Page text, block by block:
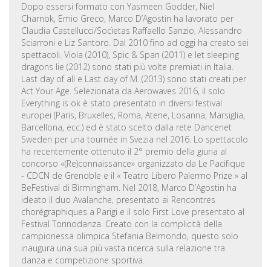
Dopo essersi formato con Yasmeen Godder, Niel
Charnok, Emio Greco, Marco D’Agostin ha lavorato per
Claudia Castellucci/Socìetas Raffaello Sanzio, Alessandro
Sciarroni e Liz Santoro. Dal 2010 fino ad oggi ha creato sei
spettacoli. Viola (2010), Spic & Span (2011) e let sleeping
dragons lie (2012) sono stati più volte premiati in Italia.
Last day of all e Last day of M. (2013) sono stati creati per
Act Your Age. Selezionata da Aerowaves 2016, il solo
Everything is ok è stato presentato in diversi festival
europei (Paris, Bruxelles, Roma, Atene, Losanna, Marsiglia,
Barcellona, ecc.) ed è stato scelto dalla rete Dancenet
Sweden per una tournée in Svezia nel 2016. Lo spettacolo
ha recentemente ottenuto il 2° premio della giuria al
concorso «(Re)connaissance» organizzato da Le Pacifique
- CDCN de Grenoble e il « Teatro Libero Palermo Prize » al
BeFestival di Birmingham. Nel 2018, Marco D’Agostin ha
ideato il duo Avalanche, presentato ai Rencontres
chorégraphiques a Parigi e il solo First Love presentato al
Festival Torinodanza. Creato con la complicità della
campionessa olimpica Stefania Belmondo, questo solo
inaugura una sua più vasta ricerca sulla relazione tra
danza e competizione sportiva.